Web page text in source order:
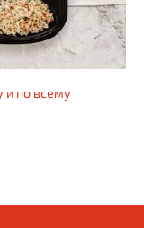
и по всему